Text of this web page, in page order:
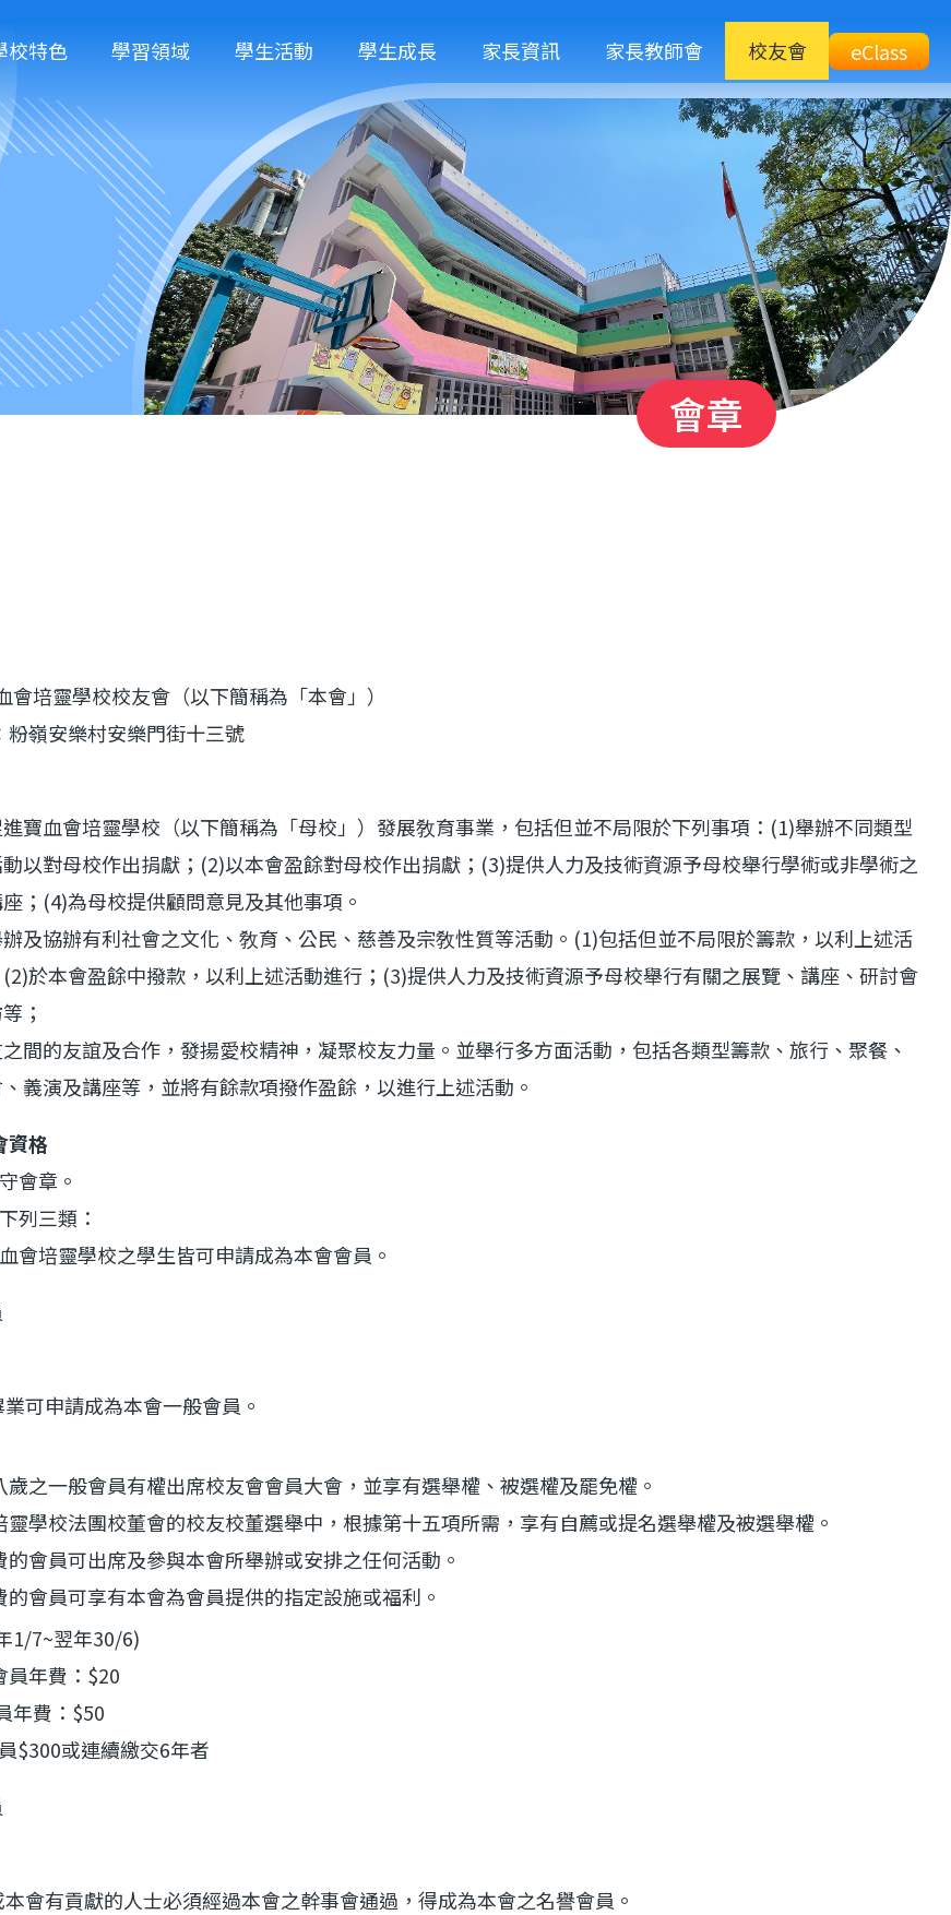
校特色 學習領域 學生活動 學生成長 家長資訊 家長教師會 校友會
Top
eClass
Btn
eClass
會章
會培靈學校校友會（以下簡稱為「本會」）
粉嶺安樂村安樂門街十三號
寶血會培靈學校（以下簡稱為「母校」）發展敎育事業，包括但並不局限於下列事項：(1)舉辦不同類型
以對母校作出捐獻；(2)以本會盈餘對母校作出捐獻；(3)提供人力及技術資源予母校舉行學術或非學術之
；(4)為母校提供顧問意見及其他事項。
及協辦有利社會之文化、敎育、公民、慈善及宗敎性質等活動。(1)包括但並不局限於籌款，以利上述活
於本會盈餘中撥款，以利上述活動進行；(3)提供人力及技術資源予母校舉行有關之展覽、講座、研討會
；
間的友誼及合作，發揚愛校精神，凝聚校友力量。並舉行多方面活動，包括各類型籌款、旅行、聚餐、
義演及講座等，並將有餘款項撥作盈餘，以進行上述活動。
資格
會章。
列三類：
會培靈學校之學生皆可申請成為本會會員。
可申請成為本會一般會員。
歲之一般會員有權出席校友會會員大會，並享有選舉權、被選權及罷免權。
靈學校法團校董會的校友校董選舉中，根據第十五項所需，享有自薦或提名選舉權及被選舉權。
的會員可出席及參與本會所舉辦或安排之任何活動。
的會員可享有本會為會員提供的指定設施或福利。
7~翌年30/6)
年費：$20
年費：$50
員$300或連續繳交6年者
會有貢獻的人士必須經過本會之幹事會通過，得成為本會之名譽會員。